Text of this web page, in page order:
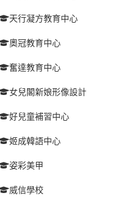
天行凝方教育中心
奧冠教育中心
奮達教育中心
女兒閣新娘形像設計
好兒童補習中心
姬成韓語中心
姿彩美甲
威信學校